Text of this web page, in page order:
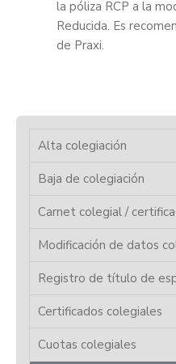
la póliza RCP a la
Reducida. Es
de Praxi.
Alta colegiación
Baja de colegiación
Carnet colegial /
Modificación de datos
Registro de título de
Certificados colegiales
Cuotas colegiales